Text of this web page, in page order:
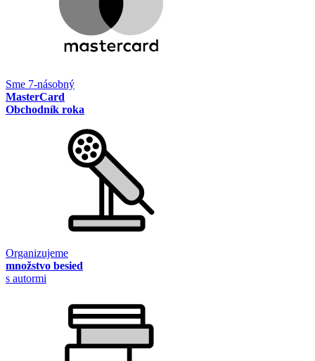
Sme 7-násobný
MasterCard
Obchodník roka
Organizujeme
množstvo besied
s autormi